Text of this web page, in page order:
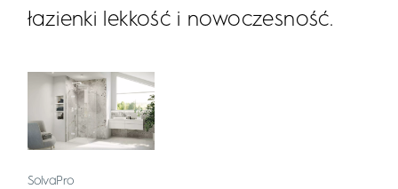
łazienki lekkość i nowoczesność.
SolvaPro